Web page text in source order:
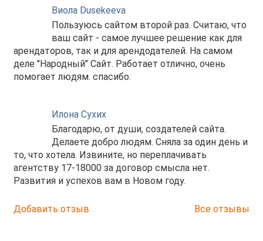
Виола Dusekeeva
Пользуюсь сайтом второй раз. Считаю, что
ваш сайт - самое лучшее решение как для
арендаторов, так и для арендодателей. На самом
деле "Народный" Сайт. Работает отлично, очень
помогает людям. спасибо.
Илона Сухих
Благодарю, от души, создателей сайта.
Делаете добро людям. Сняла за один день и
то, что хотела. Извините, но переплачивать
агентству 17-18000 за договор смысла нет.
Развития и успехов вам в Новом году.
Добавить отзыв Все отзывы